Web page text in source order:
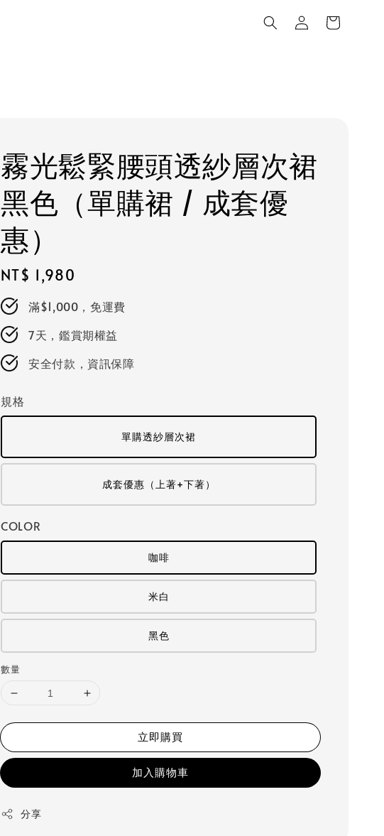
霧光鬆緊腰頭透紗層次裙
黑色（單購裙 / 成套優
惠）
Regular
price
NT$ 1,980
滿$1,000，免運費
7天，鑑賞期權益
安全付款，資訊保障
規格
單購透紗層次裙
成套優惠（上著+下著）
COLOR
咖啡
米白
黑色
數量
立即購買
加入購物車
分享